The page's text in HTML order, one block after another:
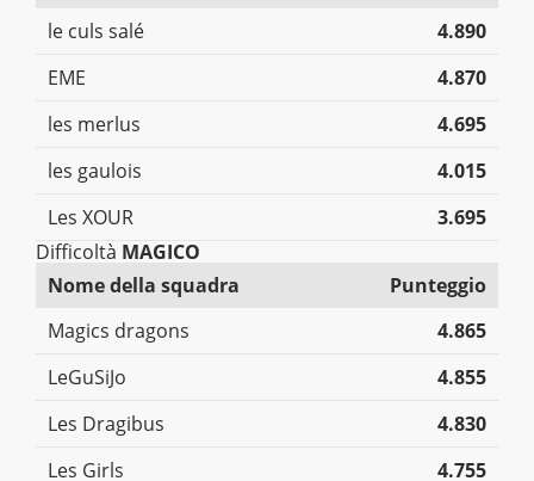
le culs salé
4.890
EME
4.870
les merlus
4.695
les gaulois
4.015
Les XOUR
3.695
Difficoltà MAGICO
Nome della squadra
Punteggio
Magics dragons
4.865
LeGuSiJo
4.855
Les Dragibus
4.830
Les Girls
4.755